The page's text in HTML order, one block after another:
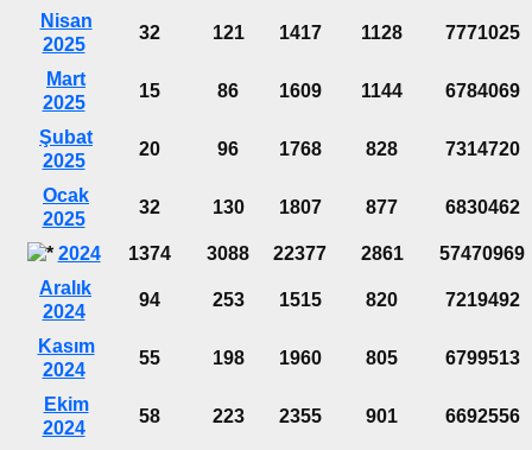
Nisan
2025
32 121 1417 1128 7771025
Mart
2025
15 86 1609 1144 6784069
Şubat
2025
20 96 1768 828 7314720
Ocak
2025
32 130 1807 877 6830462
2024 1374 3088 22377 2861
57470969
Aralık
2024
94 253 1515 820 7219492
Kasım
2024
55 198 1960 805 6799513
Ekim
2024
58 223 2355 901 6692556